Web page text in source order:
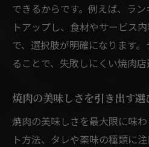
できるからです。例えば、ラ
トアップし、食材やサービス
で、選択肢が明確になります
ることで、失敗しにくい焼肉店
焼肉の美味しさを引き出す選
焼肉の美味しさを最大限に味
ト方法、タレや薬味の種類に